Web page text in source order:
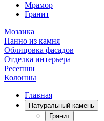
Мрамор
Гранит
Мозаика
Панно из камня
Облицовка фасадов
Отделка интерьера
Ресепшн
Колонны
Главная
Натуральный камень
Гранит